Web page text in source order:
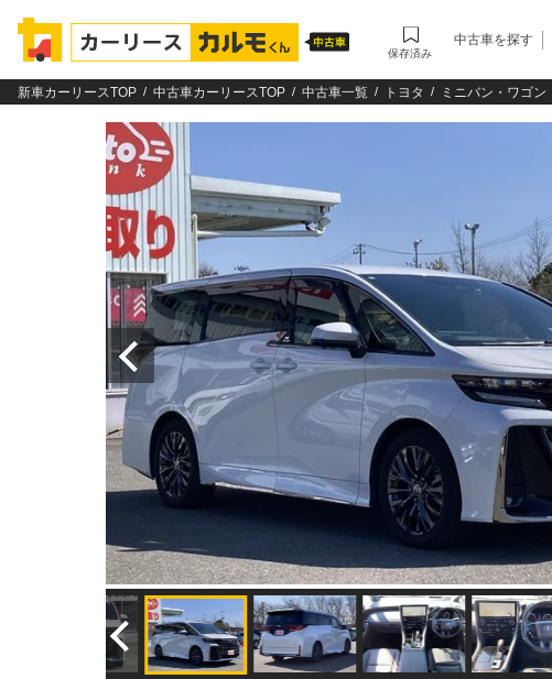
保存済み
中古車を探す
新車カーリースTOP 中古車カーリースTOP 中古車一覧 トヨタ ミニバン・ワゴン